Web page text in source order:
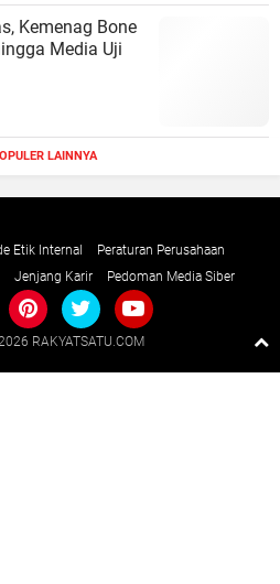
Kemenag Bone
Media Uji
LAINNYA
Etik Internal
Peraturan Perusahaan
Jenjang Karir Pedoman Media Siber
RAKYATSATU.COM
Raushan